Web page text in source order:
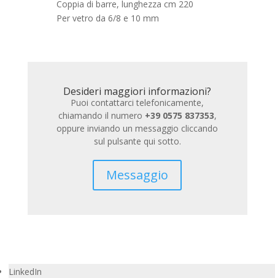
Coppia di barre, lunghezza cm 220
Per vetro da 6/8 e 10 mm
Desideri maggiori informazioni?
Puoi contattarci telefonicamente,
chiamando il numero +39 0575 837353,
oppure inviando un messaggio cliccando
sul pulsante qui sotto.
Messaggio
LinkedIn